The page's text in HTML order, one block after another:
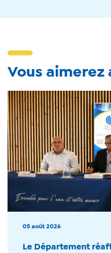
Vous aimerez
05 août 2026
Le Département